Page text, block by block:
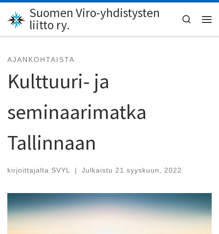
Skip to content
Suomen Viro-yhdistysten
liitto ry.
Search
AJANKOHTAISTA
Kulttuuri- ja
seminaarimatka
Tallinnaan
kirjoittajalta SVYL | Julkaistu 21 syyskuun, 2022